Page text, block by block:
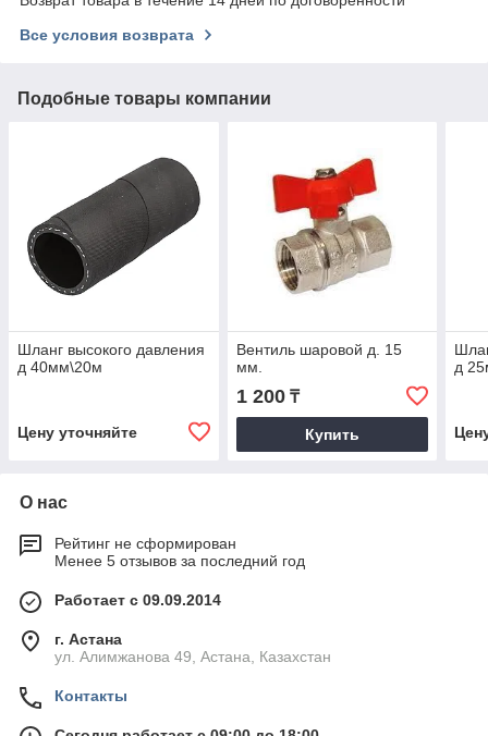
Все условия возврата
Подобные товары компании
Шланг высокого давления
д 40мм\20м
Цену уточняйте
Вентиль шаровой д. 15
мм.
1 200₸
Купить
д
О нас
Рейтинг не сформирован
Менее 5 отзывов за последний год
Работает с 09.09.2014
г. Астана
ул. Алимжанова 49, Астана, Казахстан
Контакты